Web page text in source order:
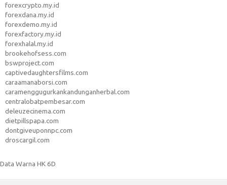
forexcrypto.my.id
forexdana.my.id
forexdemo.my.id
forexfactory.my.id
forexhalal.my.id
brookehofsess.com
bswproject.com
captivedaughtersfilms.com
caraamanaborsi.com
caramenggugurkankandunganherbal.com
centralobatpembesar.com
deleuzecinema.com
dietpillspapa.com
dontgiveuponnpc.com
droscargil.com
Data Warna HK 6D